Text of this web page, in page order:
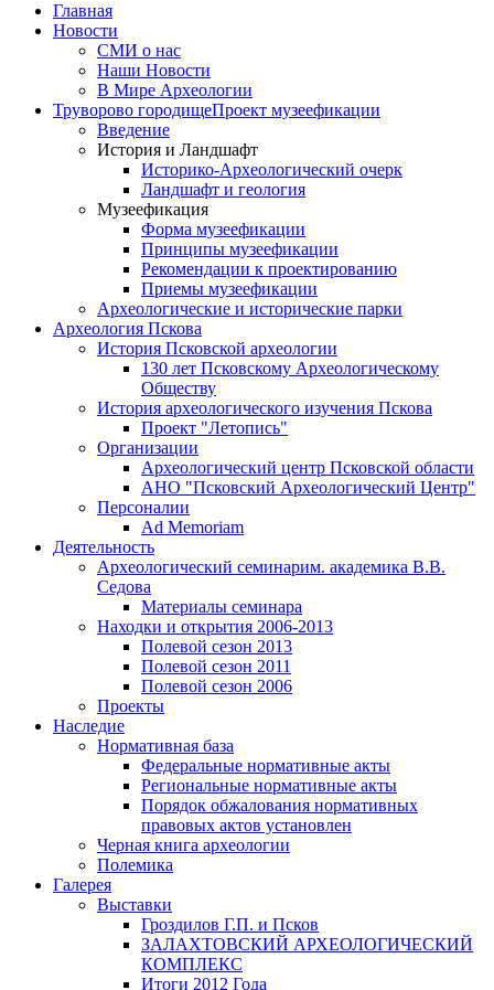
Главная
Новости
СМИ о нас
Наши Новости
В Мире Археологии
Труворово городищеПроект музеефикации
Введение
История и Ландшафт
Историко-Археологический очерк
Ландшафт и геология
Музеефикация
Форма музеефикации
Принципы музеефикации
Рекомендации к проектированию
Приемы музеефикации
Археологические и исторические парки
Археология Пскова
История Псковской археологии
130 лет Псковскому Археологическому
Обществу
История археологического изучения Пскова
Проект "Летопись"
Организации
Археологический центр Псковской области
АНО "Псковский Археологический Центр"
Персоналии
Ad Memoriam
Деятельность
Археологический семинарим. академика В.В.
Седова
Материалы семинара
Находки и открытия 2006-2013
Полевой сезон 2013
Полевой сезон 2011
Полевой сезон 2006
Проекты
Наследие
Нормативная база
Федеральные нормативные акты
Региональные нормативные акты
Порядок обжалования нормативных
правовых актов установлен
Черная книга археологии
Полемика
Галерея
Выставки
Гроздилов Г.П. и Псков
ЗАЛАХТОВСКИЙ АРХЕОЛОГИЧЕСКИЙ
КОМПЛЕКС
Итоги 2012 Года